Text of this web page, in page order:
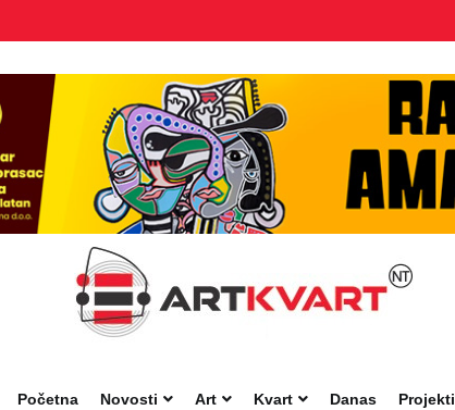
Početna
Novosti Art Kvart Danas Projekti